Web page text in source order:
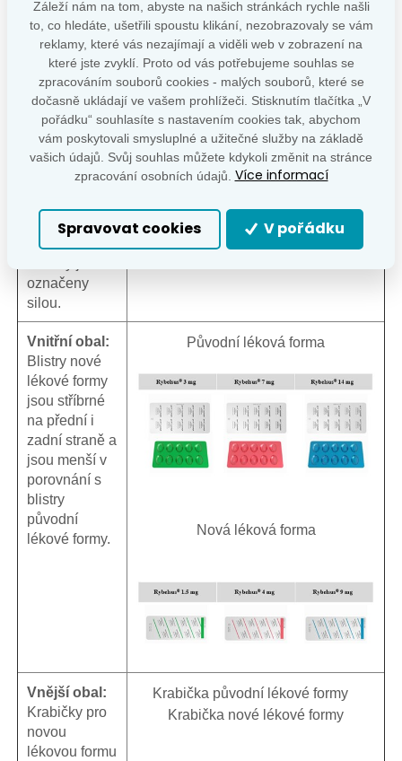
původní liší, ale barva blistrů odpovídajících dávek
zůstala podobná. Viz tabulka níže.
Velikost
tablety:
Tablety pro
novou
lékovou formu
jsou menší
mají jiný tvar
(kulatý).
označeny
silou.
Původní Nová
Vnitřní obal:
Blistry nové
lékové formy
jsou stříbrné
na přední i
zadní straně a
jsou menší v
porovnání s
blistry
původní
lékové formy.
Původní léková forma
Nová léková forma
Vnější obal:
Krabičky pro
novou
lékovou formu
Krabička původní lékové formy
Krabička nové lékové formy
Záleží nám na tom, abyste na našich stránkách rychle našli
to, co hledáte, ušetřili spoustu klikání, nezobrazovaly se vám
reklamy, které vás nezajímají a viděli web v zobrazení na
které jste zvyklí. Proto od vás potřebujeme souhlas se
zpracováním souborů cookies - malých souborů, které se
dočasně ukládají ve vašem prohlížeči. Stisknutím tlačítka „V
pořádku“ souhlasíte s nastavením cookies tak, abychom
vám poskytovali smysluplné a užitečné služby na základě
vašich údajů. Svůj souhlas můžete kdykoli změnit na stránce
zpracování osobních údajů. Více informací
Spravovat cookies V pořádku